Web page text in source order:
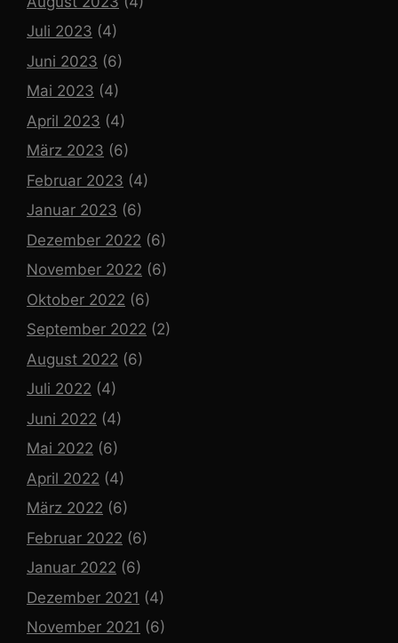
Juli 2023 (4)
Juni 2023 (6)
Mai 2023 (4)
April 2023 (4)
März 2023 (6)
Februar 2023 (4)
Januar 2023 (6)
Dezember 2022 (6)
November 2022 (6)
Oktober 2022 (6)
September 2022 (2)
August 2022 (6)
Juli 2022 (4)
Juni 2022 (4)
Mai 2022 (6)
April 2022 (4)
März 2022 (6)
Februar 2022 (6)
Januar 2022 (6)
Dezember 2021 (4)
November 2021 (6)